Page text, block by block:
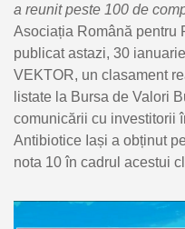
a reunit peste 100 de
Asociația Română pentru
publicat astazi, 30
VEKTOR, un clasament
listate la Bursa de Valori
comunicării cu investitorii
Antibiotice Iași a obținut
nota 10 în cadrul acestui